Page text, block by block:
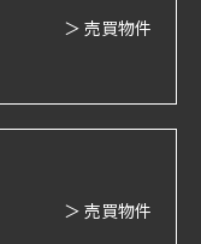
＞ 売買物件
＞ 売買物件